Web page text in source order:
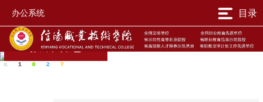
办公系统 目录
教研动态